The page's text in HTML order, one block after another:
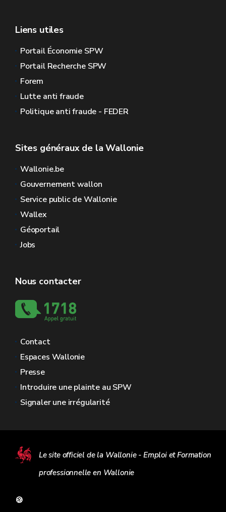
Liens utiles
Portail Économie SPW
Portail Recherche SPW
Forem
Lutte anti fraude
Politique anti fraude - FEDER
Sites généraux de la Wallonie
Wallonie.be
Gouvernement wallon
Service public de Wallonie
Wallex
Géoportail
Jobs
Nous contacter
Contact
Espaces Wallonie
Presse
Introduire une plainte au SPW
Signaler une irrégularité
Le site officiel de la Wallonie - Emploi et Formation
professionnelle en Wallonie
🍪